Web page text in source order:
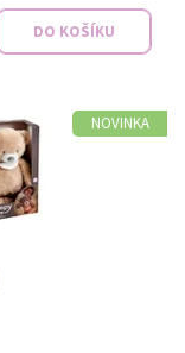
NOVINKA